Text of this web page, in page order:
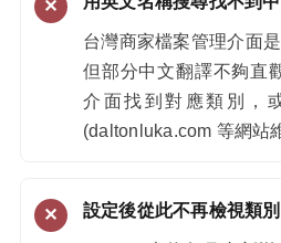
台灣商家檔案管理介面
但部分中文翻譯不夠直
介面找到對應類別，
(daltonluka.com 等網站
設定後從此不再檢視類別